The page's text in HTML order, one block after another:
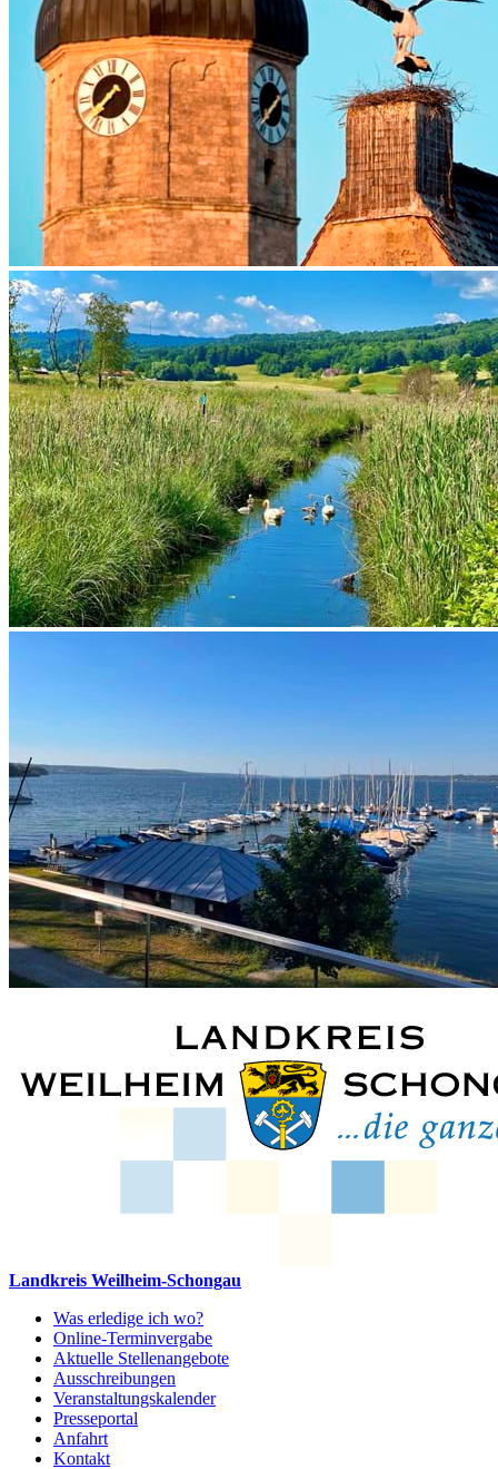
Landkreis Weilheim-Schongau
Was erledige ich wo?
Online-Terminvergabe
Aktuelle Stellenangebote
Ausschreibungen
Veranstaltungskalender
Presseportal
Anfahrt
Kontakt